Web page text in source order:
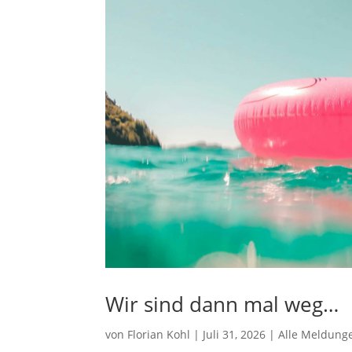
Wir sind dann mal weg…
von Florian Kohl | Juli 31, 2026 |Alle